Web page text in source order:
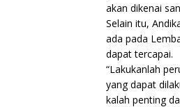
akan dikenai
Selain itu,
ada pada
dapat tercapai.
“Lakukanlah
yang dapat
kalah penting